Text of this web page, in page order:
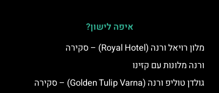
איפה לישון?
מלון רויאל ורנה (Royal Hotel) – סקירה
ורנה מלונות עם קזינו
גולדן טוליפ ורנה (Golden Tulip Varna) – סקירה